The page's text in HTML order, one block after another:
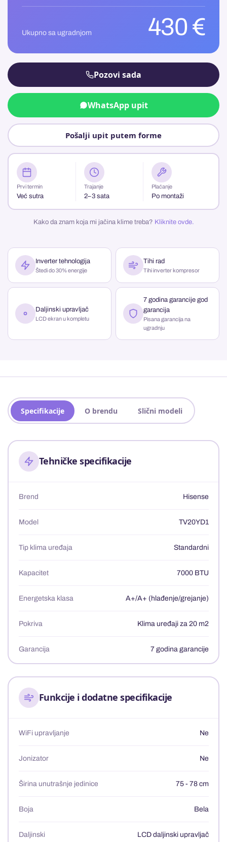
Ukupno sa ugradnjom 430 €
Pozovi sada
WhatsApp upit
Pošalji upit putem forme
Prvi termin
Već sutra
Trajanje
2–3 sata
Plaćanje
Po montaži
Kako da znam koja mi jačina klime treba? Kliknite ovde.
Inverter tehnologija
Štedi do 30% energije
Tihi rad
Tihi inverter kompresor
Daljinski upravljač
LCD ekran u kompletu
7 godina garancije god
garancija
Pisana garancija na
ugradnju
Specifikacije O brendu Slični modeli
Tehničke specifikacije
Brend Hisense
Model TV20YD1
Tip klima uređaja Standardni
Kapacitet 7000 BTU
Energetska klasa A+/A+ (hlađenje/grejanje)
Pokriva Klima uređaji za 20 m2
Garancija 7 godina garancije
Funkcije i dodatne specifikacije
WiFi upravljanje Ne
Jonizator Ne
Širina unutrašnje jedinice 75 - 78 cm
Boja Bela
Daljinski LCD daljinski upravljač